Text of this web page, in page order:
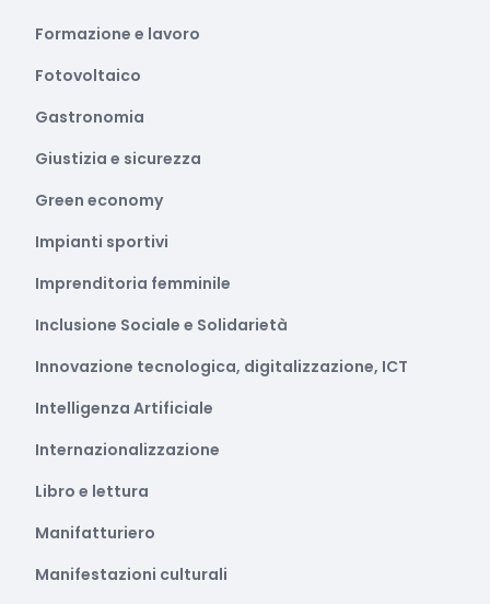
Formazione e lavoro
Fotovoltaico
Gastronomia
Giustizia e sicurezza
Green economy
Impianti sportivi
Imprenditoria femminile
Inclusione Sociale e Solidarietà
Innovazione tecnologica, digitalizzazione, ICT
Intelligenza Artificiale
Internazionalizzazione
Libro e lettura
Manifatturiero
Manifestazioni culturali